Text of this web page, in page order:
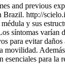
and previous
Brazil. http://
y sus
varían
para evitar
para